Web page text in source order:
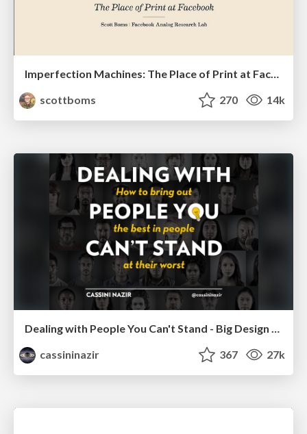
Imperfection Machines: The Place of Print at Facebook
scottboms
270 14k
Dealing with People You Can't Stand - Big Design 2015
cassininazir
367 27k